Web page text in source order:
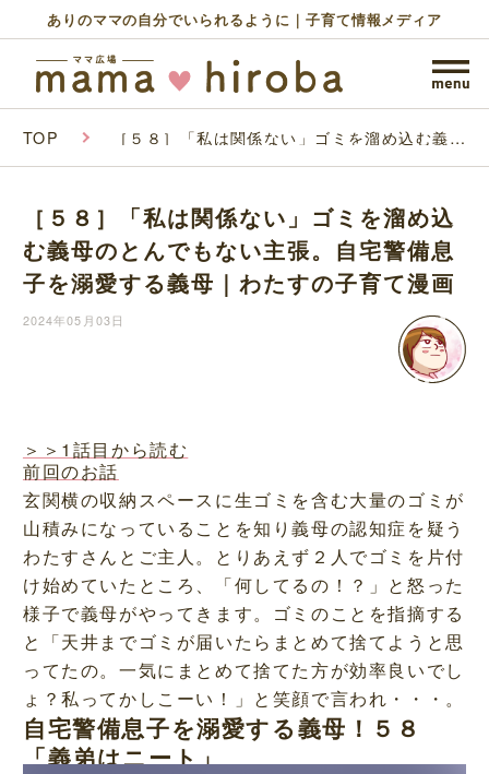
ありのママの自分でいられるように｜子育て情報メディア
TOP ［５８］「私は関係ない」ゴミを溜め込む義母
義母｜わたすの子育て漫画
［５８］「私は関係ない」ゴミを溜め込
む義母のとんでもない主張。自宅警備息
子を溺愛する義母｜わたすの子育て漫画
2024年05月03日
＞＞1話目から読む
前回のお話
玄関横の収納スペースに生ゴミを含む大量のゴミが
山積みになっていることを知り義母の認知症を疑う
わたすさんとご主人。とりあえず２人でゴミを片付
け始めていたところ、「何してるの！？」と怒った
様子で義母がやってきます。ゴミのことを指摘する
と「天井までゴミが届いたらまとめて捨てようと思
ってたの。一気にまとめて捨てた方が効率良いでし
ょ？私ってかしこーい！」と笑顔で言われ・・・。
自宅警備息子を溺愛する義母！５８
「義弟はニート」